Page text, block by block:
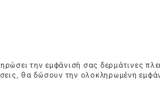
την εμφάνισή σας δερμάτινες
θα δώσουν την ολοκληρωμένη